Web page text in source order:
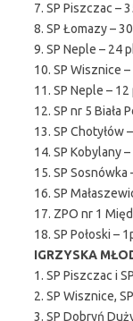
7. SP Piszczac –
8. SP Łomazy –
9. SP Neple – 24
10. SP Wisznice
11. SP Neple –
12. SP nr 5 Biała
13. SP Chotyłów
14. SP Kobylany
15. SP Sosnówka
16. SP
17. ZPO nr 1
18. SP Połoski –
IGRZYSKA
1. SP Piszczac i
2. SP Wisznice,
3. SP Dobryń